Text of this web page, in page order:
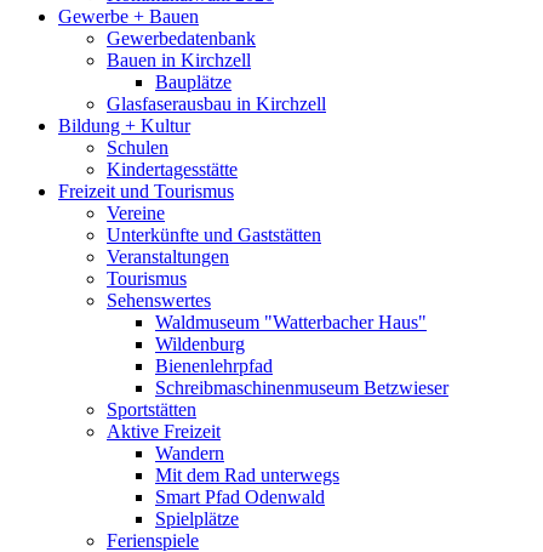
Gewerbe + Bauen
Gewerbedatenbank
Bauen in Kirchzell
Bauplätze
Glasfaserausbau in Kirchzell
Bildung + Kultur
Schulen
Kindertagesstätte
Freizeit und Tourismus
Vereine
Unterkünfte und Gaststätten
Veranstaltungen
Tourismus
Sehenswertes
Waldmuseum "Watterbacher Haus"
Wildenburg
Bienenlehrpfad
Schreibmaschinenmuseum Betzwieser
Sportstätten
Aktive Freizeit
Wandern
Mit dem Rad unterwegs
Smart Pfad Odenwald
Spielplätze
Ferienspiele